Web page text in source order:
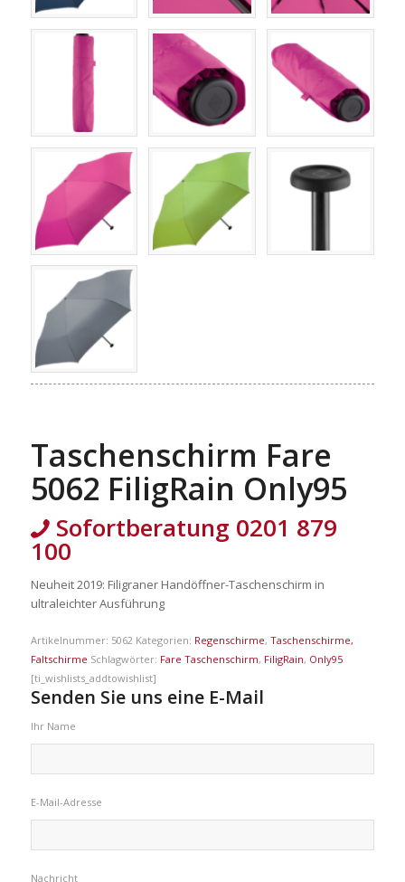
Taschenschirm Fare
5062 FiligRain Only95
Sofortberatung 0201 879
100
Neuheit 2019: Filigraner Handöffner-Taschenschirm in
ultraleichter Ausführung
Artikelnummer: 5062 Kategorien: Regenschirme, Taschenschirme,
Faltschirme Schlagwörter: Fare Taschenschirm, FiligRain, Only95
[ti_wishlists_addtowishlist]
Senden Sie uns eine E-Mail
Ihr Name
E-Mail-Adresse
Nachricht